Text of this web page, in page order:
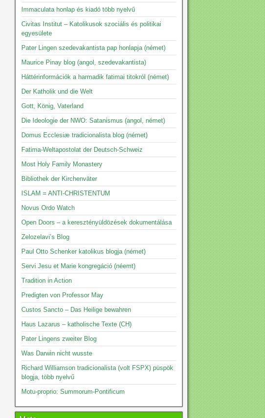
Immaculata honlap és kiadó több nyelvű
Civitas Institut – Katolikusok szociális és politikai
egyesülete
Pater Lingen szedevakantista pap honlapja (német)
Maurice Pinay blog (angol, szedevakantista)
Háttérinformációk a harmadik fatimai titokról (német)
Der Katholik und die Welt
Gott, König, Vaterland
Die Ideologie der NWO: Satanismus (angol, német)
Domus Ecclesiæ tradicionalista blog (német)
Fatima-Weltapostolat der Deutsch-Schweiz
Most Holy Family Monastery
Bibliothek der Kirchenväter
ISLAM = ANTI-CHRISTENTUM
Novus Ordo Watch
Open Doors – a keresztényüldözések dokumentálása
Zelozelavi’s Blog
Paul Otto Schenker katolikus blogja (német)
Servi Jesu et Marie kongregáció (néemt)
Tradition in Action
Predigten von Professor May
Custos Sancto – Das Heilige bewahren
Haus Lazarus – katholische Texte (CH)
Pater Lingens zweiter Blog
Was Darwin nicht wusste
Richard Williamson tradicionalista (volt FSPX) püspök
blogja, több nyelvű
Motu-proprio: Summorum-Pontificum